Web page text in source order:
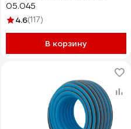
05.045
4.6(117)
В корзину